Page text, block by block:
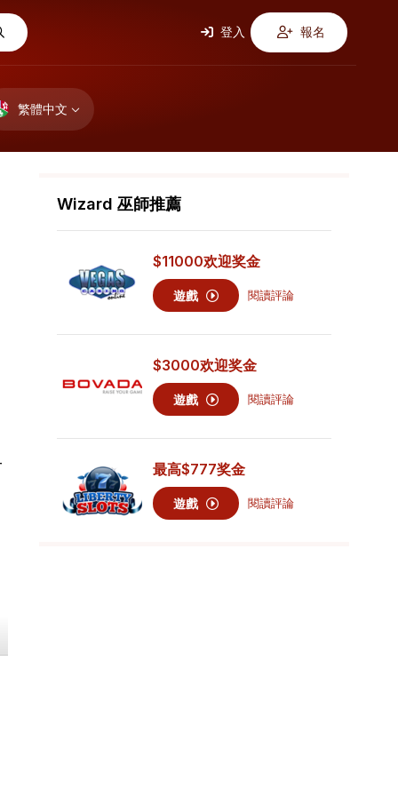
登入 報名
繁體中文
Wizard 巫師推薦
$11000欢迎奖金
遊戲 閱讀評論
$3000欢迎奖金
遊戲 閱讀評論
最高$777奖金
遊戲 閱讀評論